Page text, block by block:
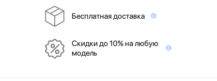
Бесплатная доставка
Скидки до 10% на любую
модель